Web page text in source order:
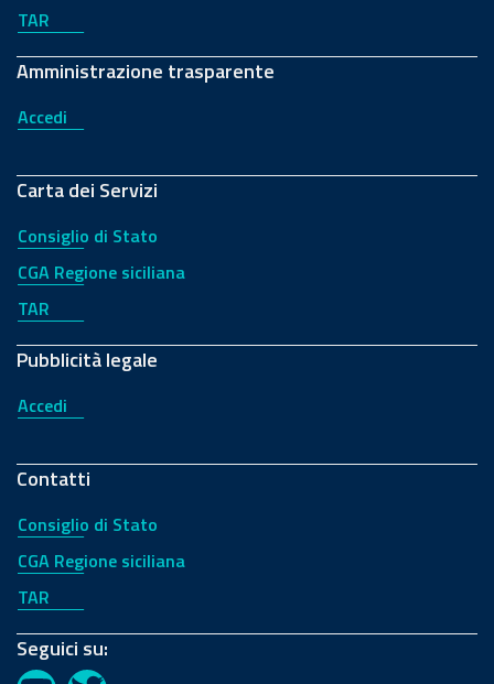
TAR
Amministrazione trasparente
Accedi
Carta dei Servizi
Consiglio di Stato
CGA Regione siciliana
TAR
Pubblicità legale
Accedi
Contatti
Consiglio di Stato
CGA Regione siciliana
TAR
Seguici su: